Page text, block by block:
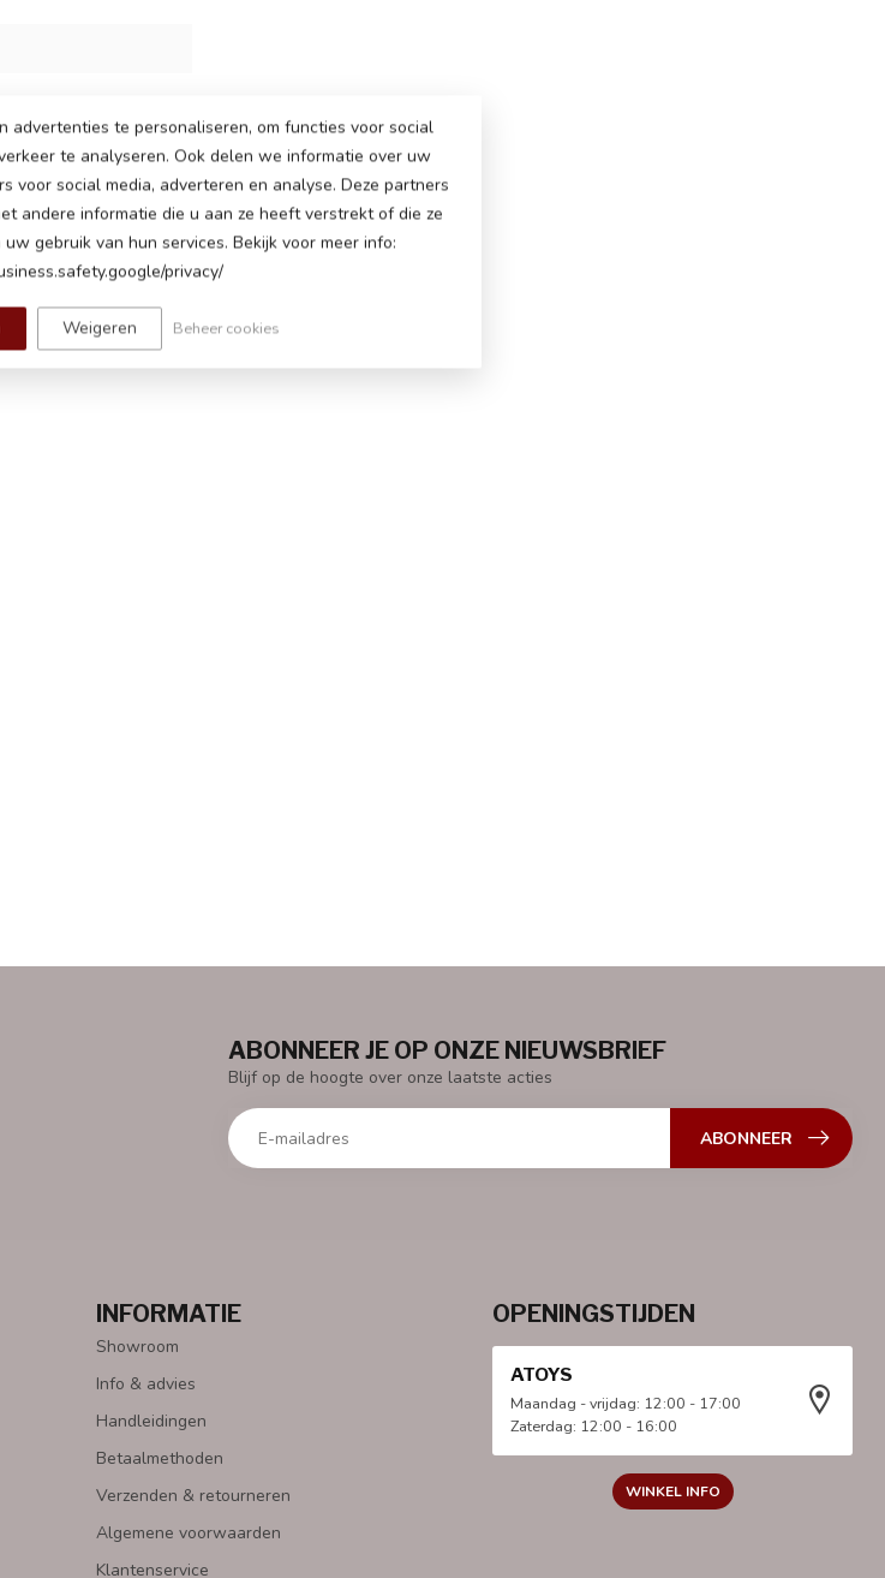
ABONNEER JE OP ONZE NIEUWSBRIEF
Blijf op de hoogte over onze laatste acties
ABONNEER
INFORMATIE
Showroom
Info & advies
Handleidingen
Betaalmethoden
Verzenden & retourneren
Algemene voorwaarden
Klantenservice
OPENINGSTIJDEN
ATOYS
Maandag - vrijdag: 12:00 - 17:00
Zaterdag: 12:00 - 16:00
WINKEL INFO
advertenties te personaliseren, om functies voor social
te analyseren. Ook delen we informatie over uw
voor social media, adverteren en analyse. Deze partners
andere informatie die u aan ze heeft verstrekt of die ze
gebruik van hun services. Bekijk voor meer info:
privacy/
Weigeren Beheer cookies